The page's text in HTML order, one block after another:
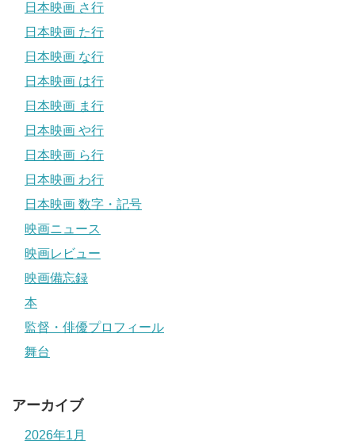
日本映画 さ行
日本映画 た行
日本映画 な行
日本映画 は行
日本映画 ま行
日本映画 や行
日本映画 ら行
日本映画 わ行
日本映画 数字・記号
映画ニュース
映画レビュー
映画備忘録
本
監督・俳優プロフィール
舞台
アーカイブ
2026年1月